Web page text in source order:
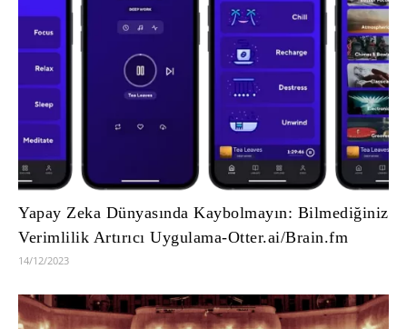
Yapay Zeka Dünyasında Kaybolmayın: Bilmediğiniz
Verimlilik Artırıcı Uygulama-Otter.ai/Brain.fm
14/12/2023